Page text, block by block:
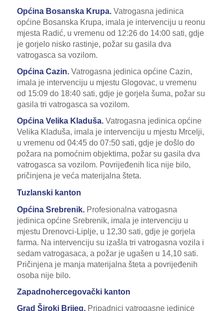
Općina Bosanska Krupa.Vatrogasna jedinica
općine Bosanska Krupa, imala je intervenciju u reonu
mjesta Radić, u vremenu od 12:26 do 14:00 sati, gdje
je gorjelo nisko rastinje, požar su gasila dva
vatrogasca sa vozilom.
Općina Cazin.Vatrogasna jedinica općine Cazin,
imala je intervenciju u mjestu Glogovac, u vremenu
od 15:09 do 18:40 sati, gdje je gorjela šuma, požar su
gasila tri vatrogasca sa vozilom.
Općina Velika Kladuša.Vatrogasna jedinica općine
Velika Kladuša, imala je intervenciju u mjestu Mrcelji,
u vremenu od 04:45 do 07:50 sati, gdje je došlo do
požara na pomoćnim objektima, požar su gasila dva
vatrogasca sa vozilom. Povrijeđenih lica nije bilo,
pričinjena je veća materijalna šteta.
Tuzlanski kanton
Općina Srebrenik. Profesionalna vatrogasna
jedinica općine Srebrenik, imala je intervenciju u
mjestu Drenovci-Liplje, u 12,30 sati, gdje je gorjela
farma. Na intervenciju su izašla tri vatrogasna vozila i
sedam vatrogasaca, a požar je ugašen u 14,10 sati.
Pričinjena je manja materijalna šteta a povrijeđenih
osoba nije bilo.
Zapadnohercegovački kanton
Grad Široki Brijeg. Pripadnici vatrogasne jedinice